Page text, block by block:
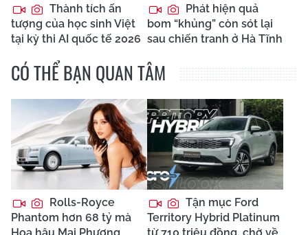
Thành tích ấn
tượng của học sinh Việt
tại kỳ thi AI quốc tế 2026
Phát hiện quả
bom “khủng” còn sót lại
sau chiến tranh ở Hà Tĩnh
CÓ THỂ BẠN QUAN TÂM
Rolls-Royce
Phantom hơn 68 tỷ mà
Tận mục Ford
Territory Hybrid Platinum